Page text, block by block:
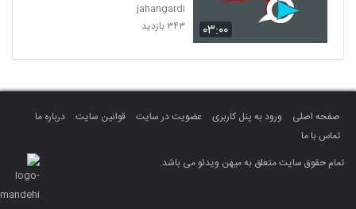
۰۳:۰۰
jahangardi
۳۴۳ بازدید
صفحه اصلی ورود به پنل کاربری عضویت در سایت قوانین سایت
درباره ما
تماس با ما
تمام حقوق سایت متعلق به میهن ویدئو می باشد.